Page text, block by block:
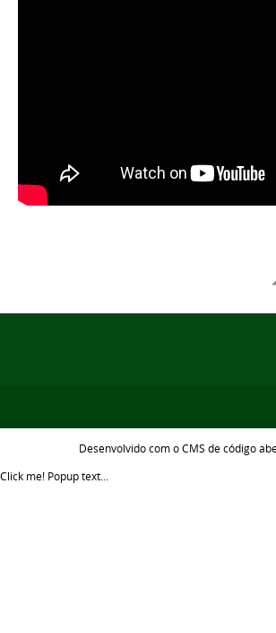
Desenvolvido com o CMS de código
Click me! Popup text...